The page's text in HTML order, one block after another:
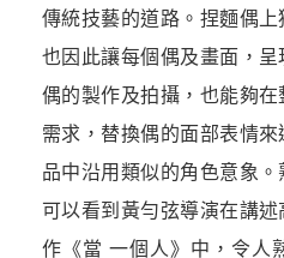
傳統技藝的道路。捏麵偶上
也因此讓每個偶及畫面，
偶的製作及拍攝，也能夠
需求，替換偶的面部表情
品中沿用類似的角色意象
可以看到黃勻弦導演在講
作《當 一個人》中，令人